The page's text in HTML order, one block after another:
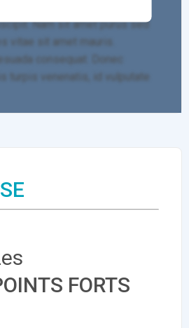
eu, eleifend dui. Nullam
Nam sit amet purus sed
vitae sit amet mauris.
consequat. Donec
turpis venenatis, id vulputate
FORTS